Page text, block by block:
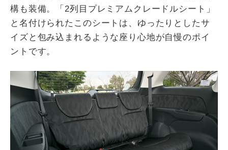
構も装備。「2列目プレミアムクレードルシート」
と名付けられたこのシートは、ゆったりとしたサ
イズと包み込まれるような座り心地が自慢のポイ
ントです。